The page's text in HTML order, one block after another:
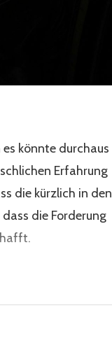
könnte durchaus
Erfahrung
die kürzlich in den
die Forderung